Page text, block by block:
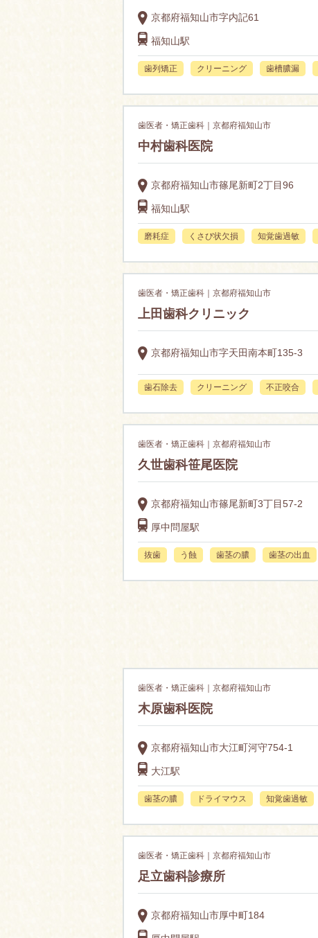
京都府福知山市字内記61
福知山駅
歯列矯正 クリーニング 歯槽膿漏
歯医者・矯正歯科｜京都府福知山市
中村歯科医院
京都府福知山市篠尾新町2丁目96
福知山駅
磨耗症 くさび状欠損 知覚歯過敏
歯医者・矯正歯科｜京都府福知山市
上田歯科クリニック
京都府福知山市字天田南本町135-3
歯石除去 クリーニング 不正咬合
歯医者・矯正歯科｜京都府福知山市
久世歯科笹尾医院
京都府福知山市篠尾新町3丁目57-2
厚中問屋駅
抜歯 う蝕 歯茎の膿 歯茎の出血
歯医者・矯正歯科｜京都府福知山市
木原歯科医院
京都府福知山市大江町河守754-1
大江駅
歯茎の膿 ドライマウス 知覚歯過敏
歯医者・矯正歯科｜京都府福知山市
足立歯科診療所
京都府福知山市厚中町184